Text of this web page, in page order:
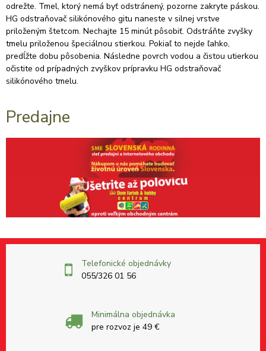
odrežte. Tmel, ktorý nemá byť odstránený, pozorne zakryte páskou.
HG odstraňovač silikónového gitu naneste v silnej vrstve
priloženým štetcom. Nechajte 15 minút pôsobiť. Odstráňte zvyšky
tmelu priloženou špeciálnou stierkou. Pokiaľ to nejde ľahko,
predĺžte dobu pôsobenia. Následne povrch vodou a čistou utierkou
očistite od prípadných zvyškov prípravku HG odstraňovač
silikónového tmelu.
Predajne
Telefonické objednávky
055/326 01 56
Minimálna objednávka
pre rozvoz je 49 €